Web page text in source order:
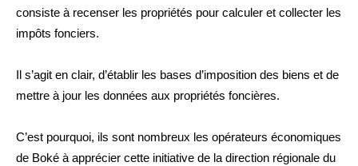
consiste à recenser les propriétés pour calculer et collecter les
impôts fonciers.
Il s’agit en clair, d’établir les bases d’imposition des biens et de
mettre à jour les données aux propriétés foncières.
C’est pourquoi, ils sont nombreux les opérateurs économiques
de Boké à apprécier cette initiative de la direction régionale du